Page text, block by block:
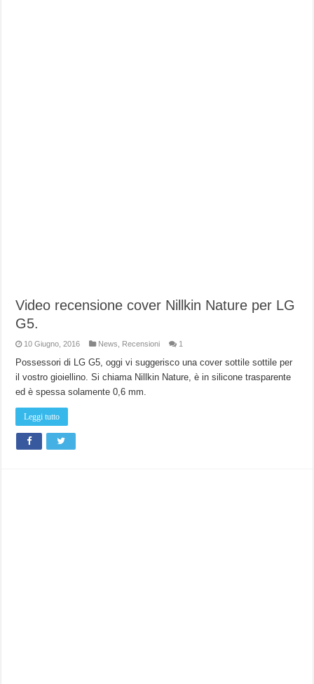
Video recensione cover Nillkin Nature per LG
G5.
10 Giugno, 2016 News Recensioni 1
Possessori di LG G5, oggi vi suggerisco una cover sottile sottile per
il vostro gioiellino. Si chiama Nillkin Nature, è in silicone trasparente
ed è spessa solamente 0,6 mm.
Leggi tutto